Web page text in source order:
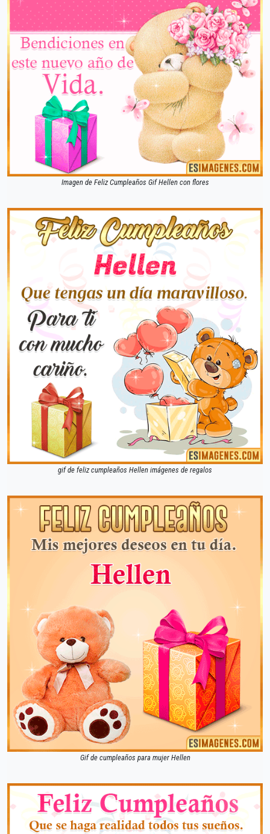
Imagen de Feliz Cumpleaños Gif Hellen con flores
gif de feliz cumpleaños Hellen imágenes de regalos
Gif de cumpleaños para mujer Hellen